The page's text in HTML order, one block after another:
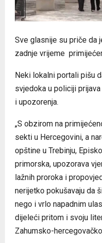
Sve glasnije su priče da
zadnje vrijeme
Neki lokalni portali pišu
svjedoka u policiji
i upozorenja.
„S obzirom na
sekti u Hercegovini, a
opštine u Trebinju,
primorska, upozorava
lažnih proroka i
nerijetko pokušavaju da
nego i vrlo napadnim
dijeleći pritom i svoju
Zahumsko-